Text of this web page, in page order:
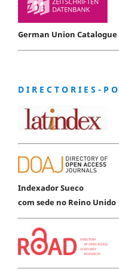
German Union Catalogue
D I R E C T O R I E S - P
Indexador Sueco
com sede no Reino Unido